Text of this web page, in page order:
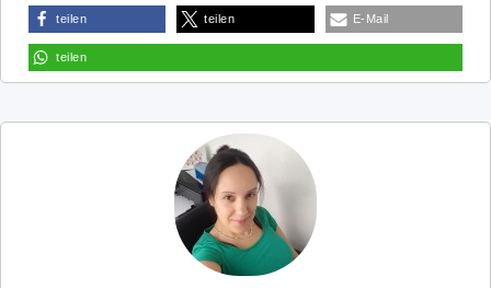
teilen teilen E-Mail
teilen